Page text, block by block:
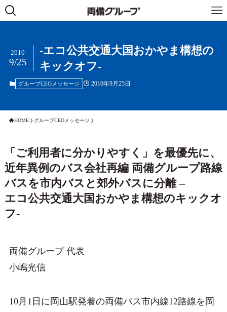
-エコ公共交通大国おかやま構想の
キックオフ-
2010
9/25
グループCEOメッセージ 2010年9月25日
HOME グループCEOメッセージ
「ご利用者に分かりやすく」を最優先に、
近年異例のバス会社再編 両備グループ路線
バスを市内バスと郊外バスに分離 –
エコ公共交通大国おかやま構想のキックオ
フ-
両備グループ 代表
小嶋光信
10月1日に岡山駅発着の両備バス市内線12路線を岡